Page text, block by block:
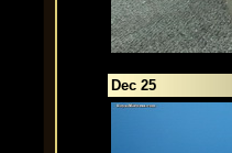
Dec 25